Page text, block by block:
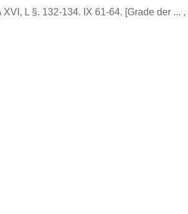
XVI, L §. 132-134. IX 61-64. [Grade der ... ,